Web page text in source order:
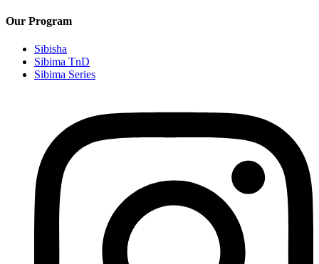
Our Program
Sibisha
Sibima TnD
Sibima Series